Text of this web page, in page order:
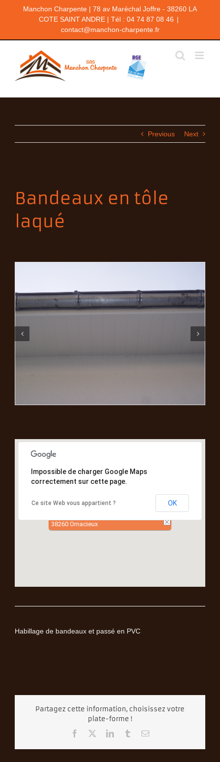
Manchon Charpente | 78 av Maréchal Joffre - 38260 LA
COTE SAINT ANDRE | Tél : 04 74 87 08 46 |
contact@manchon-charpente.fr
Previous Next
Bandeaux en tôle
laqué
38260 Ornacieux
Impossible de charger Google Maps
correctement sur cette page.
Ce site Web vous appartient ? OK
Habillage de bandeaux et passé en PVC
Partagez cette information, choisissez votre
plate-forme !
Facebook LinkedInTumblrEmail